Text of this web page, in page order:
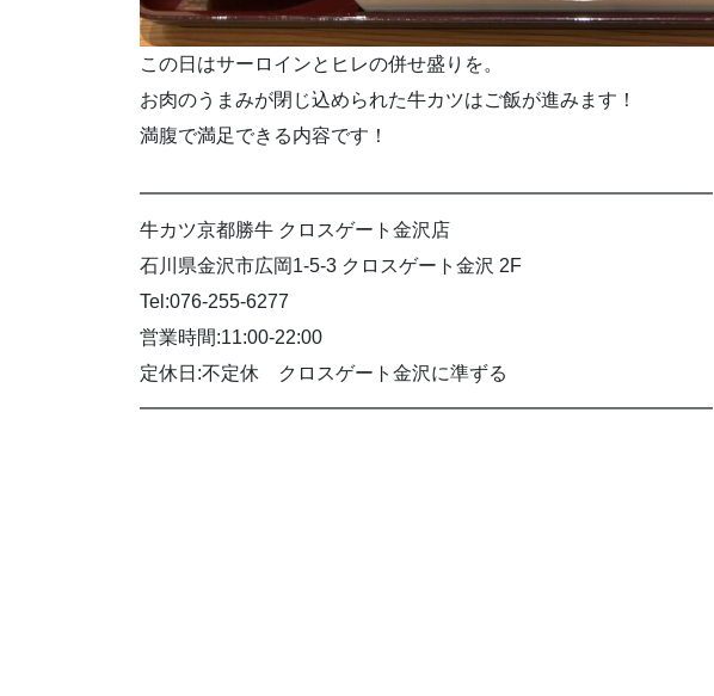
この日はサーロインとヒレの併せ盛りを。
お肉のうまみが閉じ込められた牛カツはご飯が進みます！
満腹で満足できる内容です！
━━━━━━━━━━━━━━━━━━━━━━━━━━━━━━
牛カツ京都勝牛 クロスゲート金沢店
石川県金沢市広岡1-5-3 クロスゲート金沢 2F
Tel:076-255-6277
営業時間:11:00-22:00
定休日:不定休 クロスゲート金沢に準ずる
━━━━━━━━━━━━━━━━━━━━━━━━━━━━━━